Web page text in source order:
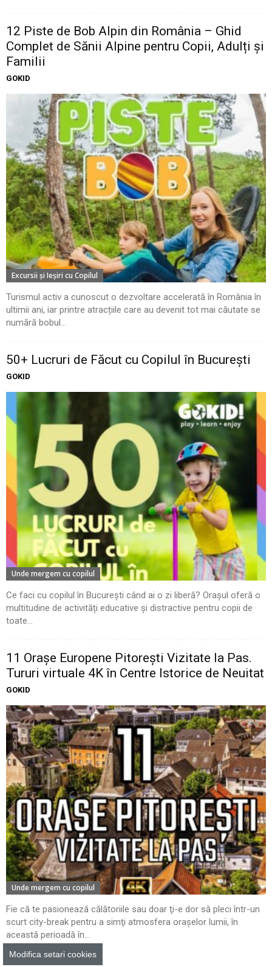
12 Piste de Bob Alpin din România – Ghid
Complet de Sănii Alpine pentru Copii, Adulți și
Familii
GOKID
Excursii şi Ieşiri cu Copilul
Turismul activ a cunoscut o dezvoltare accelerată în România în
ultimii ani, iar printre atracțiile care au devenit tot mai căutate se
numără bobul...
50+ Lucruri de Făcut cu Copilul în București
GOKID
Unde mergem cu copilul
Ce faci cu copilul în București când ai o zi liberă? Orașul oferă o
multitudine de activități educative și distractive pentru copii de
toate...
11 Oraşe Europene Pitoreşti Vizitate la Pas.
Tururi virtuale 4K în Centre Istorice de Neuitat
GOKID
Unde mergem cu copilul
Fie că te pasionează călătoriile sau doar ţi-e dor să pleci într-un
scurt city-break pentru a simţi atmosfera oraşelor lumii, în
această perioadă în...
Modifica setari cookies